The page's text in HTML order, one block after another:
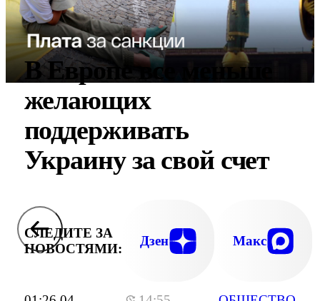
В Европе все меньше
желающих
поддерживать
Украину за свой счет
СЛЕДИТЕ ЗА
НОВОСТЯМИ:
Дзен Макс